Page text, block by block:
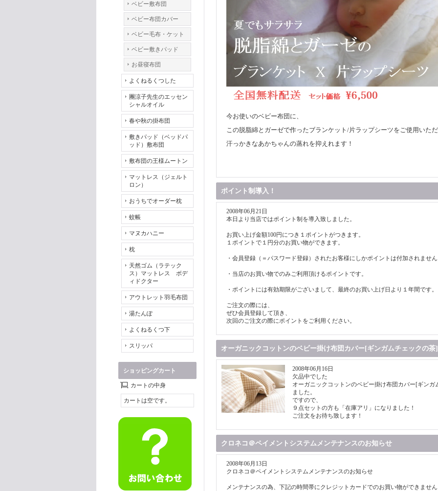
ベビー敷布団
ベビー布団カバー
ベビー毛布・ケット
ベビー敷きパッド
お昼寝布団
よくねるくつした
團涼子先生のエッセン
シャルオイル
春や秋の掛布団
敷きパッド（ベッドパ
ッド）敷布団
敷布団の王様ムートン
マットレス（ジェルト
ロン）
おうちでオーダー枕
蚊帳
マヌカハニー
枕
天然ゴム（ラテック
ス）マットレス ボデ
ィドクター
アウトレット羽毛布団
湯たんぽ
よくねるくつ下
スリッパ
ショッピングカート
カートの中身
カートは空です。
今お使いのベビー布団に、
この脱脂綿とガーゼで作ったブランケット/片ラップシーツをご使用いた
汗っかきなあかちゃんの蒸れを抑えれます！
ポイント制導入！
2008年06月21日
本日より当店ではポイント制を導入致しました。
お買い上げ金額100円につき１ポイントがつきます。
１ポイントで１円分のお買い物ができます。
・会員登録（＝パスワード登録）されたお客様にしかポイントは付加されません
・当店のお買い物でのみご利用頂けるポイントです。
・ポイントには有効期限がございまして、最終のお買い上げ日より１年間です。
ご注文の際には、
ぜひ会員登録して頂き、
次回のご注文の際にポイントをご利用ください。
オーガニックコットンのベビー掛け布団カバー[ギンガムチェックの
2008年06月16日
欠品中でした
オーガニックコットンのベビー掛け布団カバー[ギン
ました。
ですので、
９点セットの方も「在庫アリ」になりました！
ご注文をお待ち致します！
クロネコ＠ペイメントシステムメンテナンスのお知らせ
2008年06月13日
クロネコ＠ペイメントシステムメンテナンスのお知らせ
メンテナンスの為、下記の時間帯にクレジットカードでのお買い物ができませ